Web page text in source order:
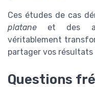
Ces études de cas
platane et des
véritablement
partager vos résultats
Questions